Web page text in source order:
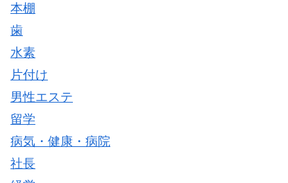
本棚
歯
水素
片付け
男性エステ
留学
病気・健康・病院
社長